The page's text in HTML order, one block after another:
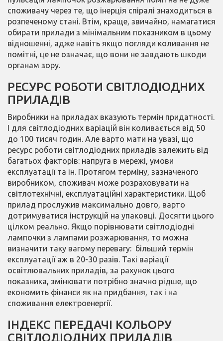
споживачу через те, що інерція спіралі знаходиться в
розпеченому стані. Втім, краще, звичайно, намагатися
обирати прилади з мінімальним показником в цьому
відношенні, адже навіть якщо погляди коливання не
помітні, це не означає, що вони не завдають шкоди
органам зору.
РЕСУРС РОБОТИ СВІТЛОДІОДНИХ
ПРИЛАДІВ
Виробники на приладах вказують термін придатності.
І для світлодіодних варіацій він коливається від 50
до 100 тисяч годин. Але варто мати на увазі, що
ресурс роботи світлодіодних приладів залежить від
багатьох факторів: напруга в мережі, умови
експлуатації та ін. Протягом терміну, зазначеного
виробником, споживач може розраховувати на
світлотехнічні, експлуатаційні характеристики. Щоб
прилад прослужив максимально довго, варто
дотримуватися інструкцій на упаковці. Досягти цього
цілком реально. Якщо порівнювати світлодіодні
лампочки з лампами розжарювання, то можна
визначити таку вагому перевагу: більший термін
експлуатації аж в 20-30 разів. Такі варіації
освітлювальних приладів, за рахунок цього
показника, змінювати потрібно значно рідше, що
економить фінанси як на придбання, так і на
споживання електроенергії.
ІНДЕКС ПЕРЕДАЧІ КОЛЬОРУ
СВІТЛОДІОДНИХ ПРИЛАДІВ